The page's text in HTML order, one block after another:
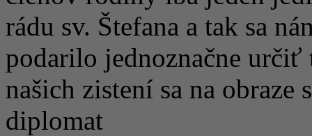
rádu sv. Štefana a tak sa
podarilo jednoznačne určiť
našich zistení sa na obraze
diplomat